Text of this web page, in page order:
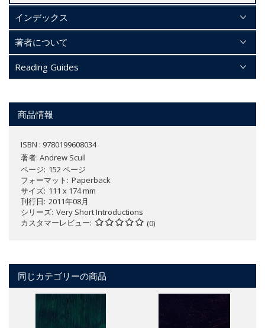
インデックス
著者について
Reading Guides
商品情報
ISBN : 9780199608034
著者: Andrew Scull
ページ 152 ページ
フォーマット
Paperback
サイズ 111 x 174 mm
刊行日 2011年08月
シリーズ Very Short Introductions
カスタマーレビュー
(0)
同じカテゴリーの商品